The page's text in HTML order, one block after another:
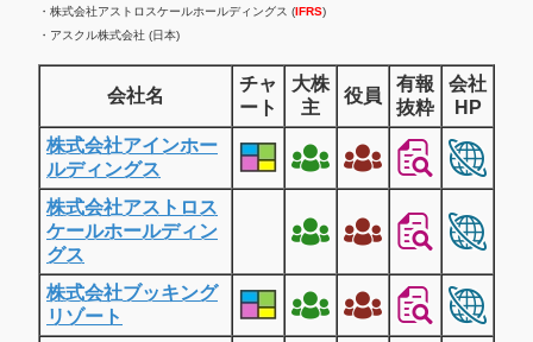
・株式会社アストロスケールホールディングス (IFRS)
・アスクル株式会社 (日本)
会社名
チャ
ート
大株
主
役員
有報
抜粋
会社
HP
株式会社アインホー
ルディングス
株式会社アストロス
ケールホールディン
グス
株式会社ブッキング
リゾート